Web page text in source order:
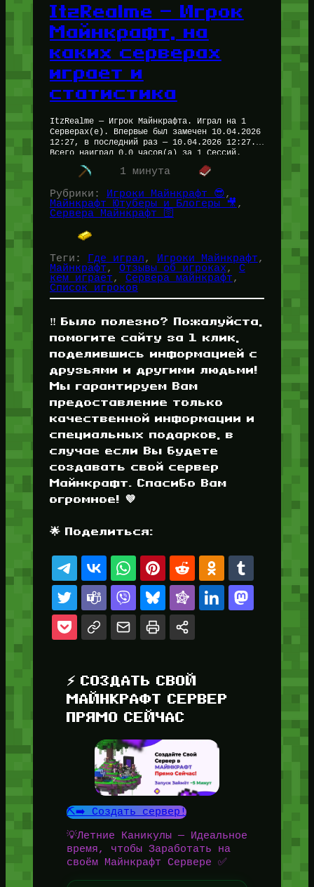
ItzRealme — Игрок
Майнкрафт, на
каких серверах
играет и
статистика
ItzRealme — Игрок Майнкрафта. Играл на 1
Серверах(е). Впервые был замечен 10.04.2026
12:27, в последний раз — 10.04.2026 12:27.
Всего наиграл 0.0 часов(а) за 1 Сессий.
Рейтинг — 0.0/5 На…
1 минута
Рубрики: Игроки Майнкрафт 😎
Майнкрафт Ютуберы и Блогеры 🎥
Сервера Майнкрафт 🛜
Теги: Где играл, Игроки Майнкрафт
Майнкрафт, Отзывы об игроках, С
кем играет, Сервера майнкрафт
Список игроков
‼️ Было полезно? Пожалуйста,
помогите сайту за 1 клик,
поделившись информацией с
друзьями и другими людьми!
Мы гарантируем Вам
предоставление только
качественной информации и
специальных подарков, в
случае если Вы будете
создавать свой сервер
Майнкрафт. Спасибо Вам
огромное! 💜
🌟 Поделиться:
⚡ СОЗДАТЬ СВОЙ
МАЙНКРАФТ СЕРВЕР
ПРЯМО СЕЙЧАС
⛏️➡️ Создать сервер!
💡Летние Каникулы — Идеальное
время, чтобы Заработать на
своём Майнкрафт Сервере ✅